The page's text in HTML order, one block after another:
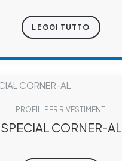
LEGGI TUTTO
PROFILI PER RIVESTIMENTI
SPECIAL CORNER-AL